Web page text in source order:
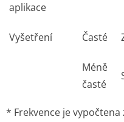
aplikace
Vyšetření Časté
Méně
časté
* Frekvence je